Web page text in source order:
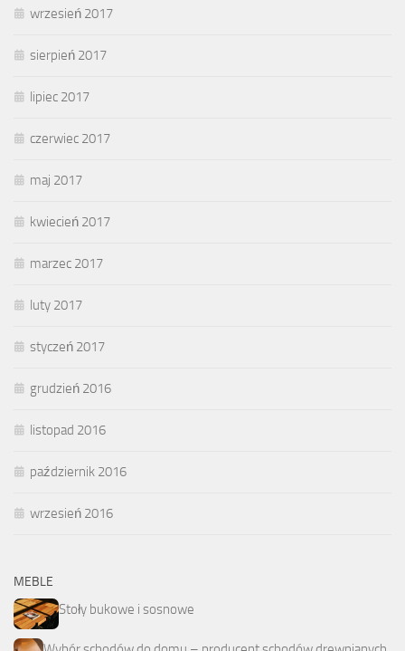
wrzesień 2017
sierpień 2017
lipiec 2017
czerwiec 2017
maj 2017
kwiecień 2017
marzec 2017
luty 2017
styczeń 2017
grudzień 2016
listopad 2016
październik 2016
wrzesień 2016
MEBLE
Stoły bukowe i sosnowe